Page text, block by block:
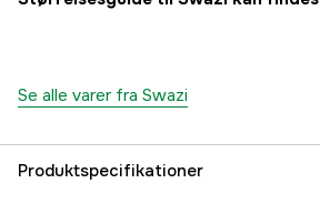
Se alle varer fra Swazi
Produktspecifikationer